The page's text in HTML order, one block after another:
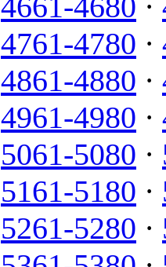
4761-4780 ·
4861-4880 ·
4961-4980 ·
5061-5080 ·
5161-5180 ·
5261-5280 ·